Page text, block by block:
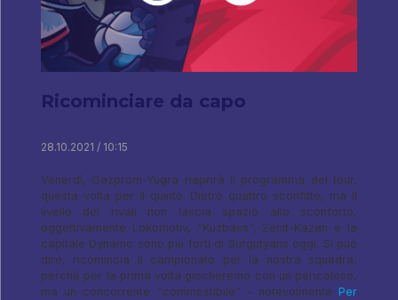
Ricominciare da capo
28.10.2021 / 10:15
Venerdì, Gazprom-Yugra riaprirà il programma del tour,
questa volta per il quinto. Dietro quattro sconfitte, ma il
livello dei rivali non lascia spazio allo sconforto,
oggettivamente Lokomotiv, "Kuzbass", Zenit-Kazan e la
capitale Dynamo sono più forti di Surgutyans oggi. Si può
dire, ricomincia il campionato per la nostra squadra,
perché per la prima volta giocheremo con un pericoloso,
ma un concorrente "commestibile" - notevolmente Per